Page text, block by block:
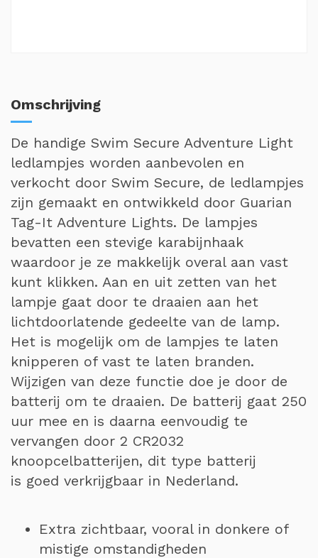
Omschrijving
De handige Swim Secure Adventure Light
ledlampjes worden aanbevolen en
verkocht door Swim Secure, de ledlampjes
zijn gemaakt en ontwikkeld door Guarian
Tag-It Adventure Lights. De lampjes
bevatten een stevige karabijnhaak
waardoor je ze makkelijk overal aan vast
kunt klikken. Aan en uit zetten van het
lampje gaat door te draaien aan het
lichtdoorlatende gedeelte van de lamp.
Het is mogelijk om de lampjes te laten
knipperen of vast te laten branden.
Wijzigen van deze functie doe je door de
batterij om te draaien. De batterij gaat 250
uur mee en is daarna eenvoudig te
vervangen door 2 CR2032
knoopcelbatterijen, dit type batterij
is goed verkrijgbaar in Nederland.
Extra zichtbaar, vooral in donkere of
mistige omstandigheden